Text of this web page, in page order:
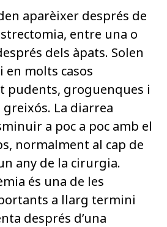
aparèixer després de
entre una o
dels àpats. Solen
en molts casos
pudents, groguenques i
greixós. La diarrea
a poc a poc amb el
normalment al cap de
any de la cirurgia.
és una de les
a llarg termini
després d’una